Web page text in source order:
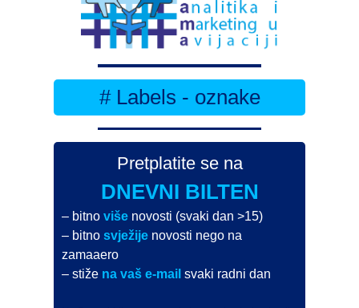
# Labels - oznake
Pretplatite se na
DNEVNI BILTEN
– bitnoviše novosti (svaki dan >15)
– bitnosvježije novosti nego na
zamaaero
– stiže na vaš e-mail svaki radni dan